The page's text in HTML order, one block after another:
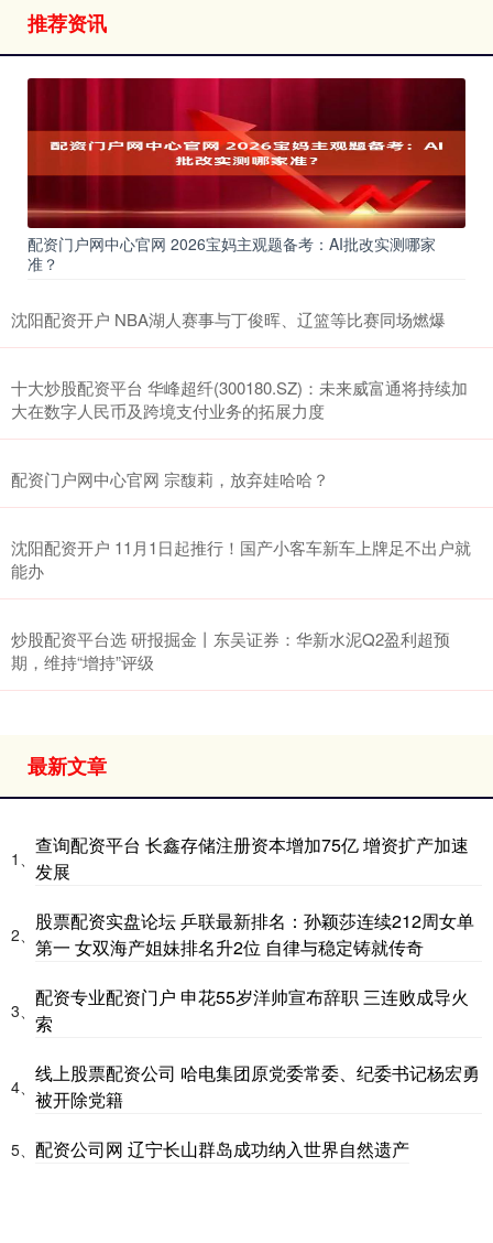
推荐资讯
配资门户网中心官网 2026宝妈主观题备考：AI批改实测哪家
准？
沈阳配资开户 NBA湖人赛事与丁俊晖、辽篮等比赛同场燃爆
十大炒股配资平台 华峰超纤(300180.SZ)：未来威富通将持续加
大在数字人民币及跨境支付业务的拓展力度
配资门户网中心官网 宗馥莉，放弃娃哈哈？
沈阳配资开户 11月1日起推行！国产小客车新车上牌足不出户就
能办
炒股配资平台选 研报掘金丨东吴证券：华新水泥Q2盈利超预
期，维持“增持”评级
最新文章
1、
查询配资平台 长鑫存储注册资本增加75亿 增资扩产加速
发展
2、
股票配资实盘论坛 乒联最新排名：孙颖莎连续212周女单
第一 女双海产姐妹排名升2位 自律与稳定铸就传奇
3、
配资专业配资门户 申花55岁洋帅宣布辞职 三连败成导火
索
4、
线上股票配资公司 哈电集团原党委常委、纪委书记杨宏勇
被开除党籍
5、 配资公司网 辽宁长山群岛成功纳入世界自然遗产